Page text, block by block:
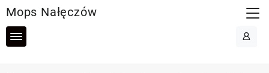
to
content
Mops Nałęczów